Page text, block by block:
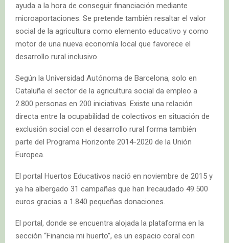
ayuda a la hora de conseguir financiación mediante
microaportaciones. Se pretende también resaltar el valor
social de la agricultura como elemento educativo y como
motor de una nueva economía local que favorece el
desarrollo rural inclusivo.
Según la Universidad Autónoma de Barcelona, solo en
Cataluña el sector de la agricultura social da empleo a
2.800 personas en 200 iniciativas. Existe una relación
directa entre la ocupabilidad de colectivos en situación de
exclusión social con el desarrollo rural forma también
parte del Programa Horizonte 2014-2020 de la Unión
Europea.
El portal Huertos Educativos nació en noviembre de 2015 y
ya ha albergado 31 campañas que han lrecaudado 49.500
euros gracias a 1.840 pequeñas donaciones.
El portal, donde se encuentra alojada la plataforma en la
sección “Financia mi huerto”, es un espacio coral con